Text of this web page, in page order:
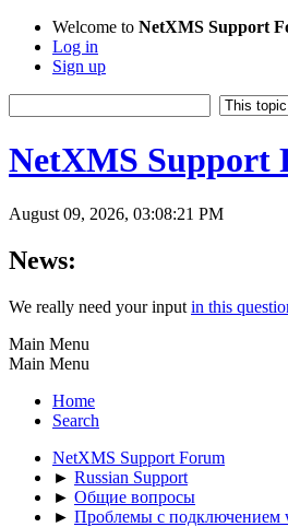
Welcome to NetXMS Support
Log in
Sign up
NetXMS Support
August 09, 2026, 03:08:21 PM
News:
We really need your input in this
Main Menu
Main Menu
Home
Search
NetXMS Support Forum
► Russian Support
► Общие вопросы
► Проблемы с подключением